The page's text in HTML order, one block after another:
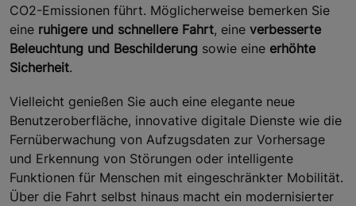
CO2-Emissionen führt. Möglicherweise bemerken Sie
eine ruhigere und schnellere Fahrt, eine verbesserte
Beleuchtung und Beschilderung sowie eine erhöhte
Sicherheit.
Vielleicht genießen Sie auch eine elegante neue
Benutzeroberfläche, innovative digitale Dienste wie die
Fernüberwachung von Aufzugsdaten zur Vorhersage
und Erkennung von Störungen oder intelligente
Funktionen für Menschen mit eingeschränkter Mobilität.
Über die Fahrt selbst hinaus macht ein modernisierter